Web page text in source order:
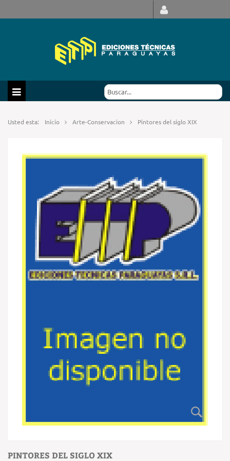
Usted esta: Inicio Arte-Conservacion Pintores del siglo XIX
PINTORES DEL SIGLO XIX